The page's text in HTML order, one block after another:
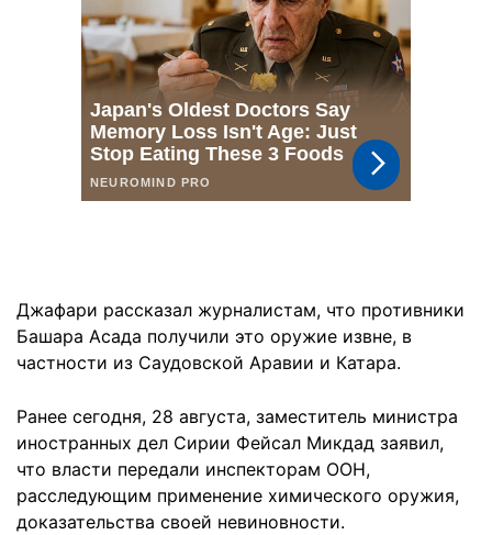
Джафари рассказал журналистам, что противники
Башара Асада получили это оружие извне, в
частности из Саудовской Аравии и Катара.
Ранее сегодня, 28 августа, заместитель министра
иностранных дел Сирии Фейсал Микдад заявил,
что власти передали инспекторам ООН,
расследующим применение химического оружия,
доказательства своей невиновности.